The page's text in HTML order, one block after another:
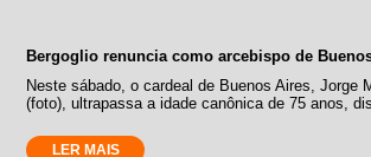
Bergoglio renuncia como arcebispo de
Neste sábado, o cardeal de Buenos Aires, Jorge
(foto), ultrapassa a idade canônica de 75 anos,
LER MAIS